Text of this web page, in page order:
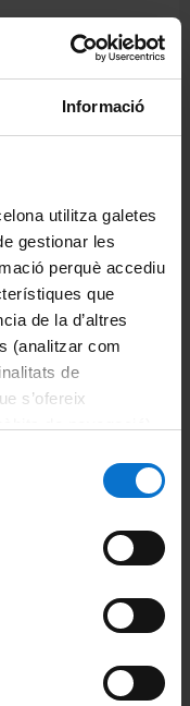
Informació
utilitza galetes
gestionar les
perquè accediu
que
de la d’altres
(analitzar com
de
s’ofereix
web de la